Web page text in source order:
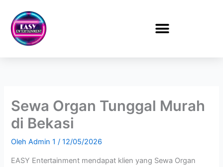
konten
Sewa Organ Tunggal Murah
di Bekasi
OlehAdmin 1/12/05/2026
EASY Entertainment mendapat klien yang Sewa Organ